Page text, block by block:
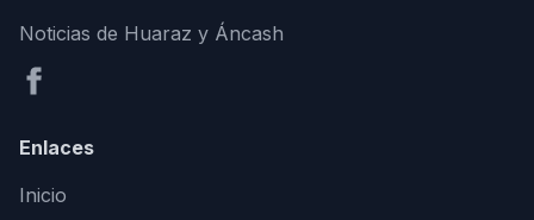
Noticias de Huaraz y Áncash
Enlaces
Inicio